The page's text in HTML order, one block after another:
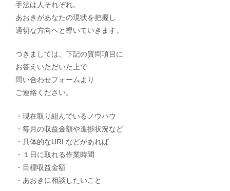
手法は人それぞれ。
あおきがあなたの現状を把握し
適切な方向へと導いていきます。
つきましては、下記の質問項目に
お答えいただいた上で
問い合わせフォームより
ご連絡ください。
・現在取り組んでいるノウハウ
・毎月の収益金額や進捗状況など
・具体的なURLなどがあれば
・１日に取れる作業時間
・目標収益金額
・あおきに相談したいこと